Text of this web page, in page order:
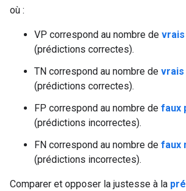
où :
VP correspond au nombre de
(prédictions correctes).
TN correspond au nombre de
(prédictions correctes).
FP correspond au nombre de faux
(prédictions incorrectes).
FN correspond au nombre de faux
(prédictions incorrectes).
Comparer et opposer la justesse à la